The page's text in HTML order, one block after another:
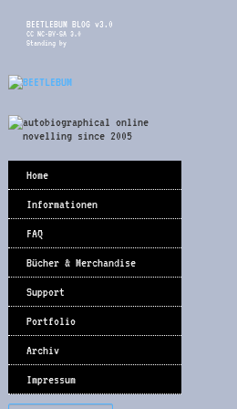
BEETLEBUM BLOG v3.0
CC NC-BY-SA 3.0
Standing by
Home
Informationen
FAQ
Bücher & Merchandise
Support
Portfolio
Archiv
Impressum